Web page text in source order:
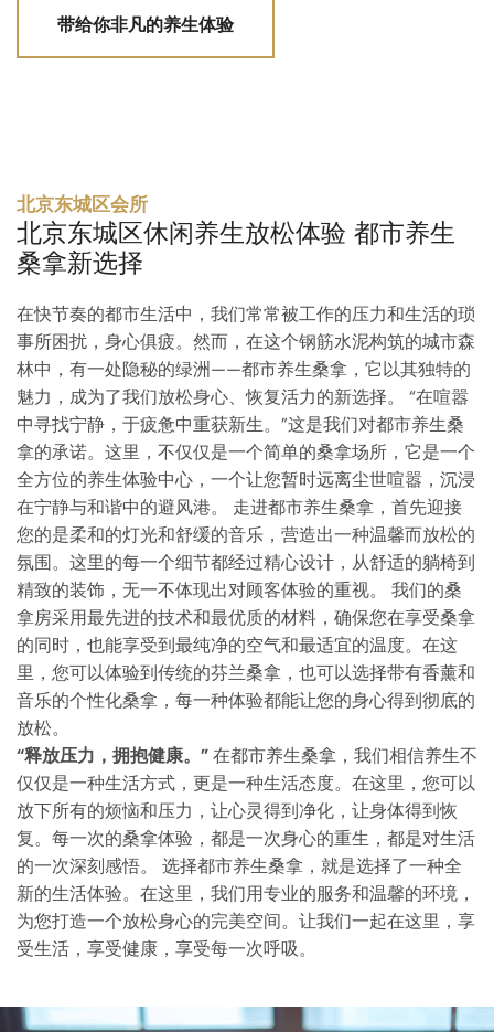
带给你非凡的养生体验
北京东城区会所
北京东城区休闲养生放松体验 都市养生
桑拿新选择
在快节奏的都市生活中，我们常常被工作的压力和生活的琐
事所困扰，身心俱疲。然而，在这个钢筋水泥构筑的城市森
林中，有一处隐秘的绿洲——都市养生桑拿，它以其独特的
魅力，成为了我们放松身心、恢复活力的新选择。 “在喧嚣
中寻找宁静，于疲惫中重获新生。”这是我们对都市养生桑
拿的承诺。这里，不仅仅是一个简单的桑拿场所，它是一个
全方位的养生体验中心，一个让您暂时远离尘世喧嚣，沉浸
在宁静与和谐中的避风港。 走进都市养生桑拿，首先迎接
您的是柔和的灯光和舒缓的音乐，营造出一种温馨而放松的
氛围。这里的每一个细节都经过精心设计，从舒适的躺椅到
精致的装饰，无一不体现出对顾客体验的重视。 我们的桑
拿房采用最先进的技术和最优质的材料，确保您在享受桑拿
的同时，也能享受到最纯净的空气和最适宜的温度。在这
里，您可以体验到传统的芬兰桑拿，也可以选择带有香薰和
音乐的个性化桑拿，每一种体验都能让您的身心得到彻底的
放松。
“释放压力，拥抱健康。”在都市养生桑拿，我们相信养生不
仅仅是一种生活方式，更是一种生活态度。在这里，您可以
放下所有的烦恼和压力，让心灵得到净化，让身体得到恢
复。每一次的桑拿体验，都是一次身心的重生，都是对生活
的一次深刻感悟。 选择都市养生桑拿，就是选择了一种全
新的生活体验。在这里，我们用专业的服务和温馨的环境，
为您打造一个放松身心的完美空间。让我们一起在这里，享
受生活，享受健康，享受每一次呼吸。